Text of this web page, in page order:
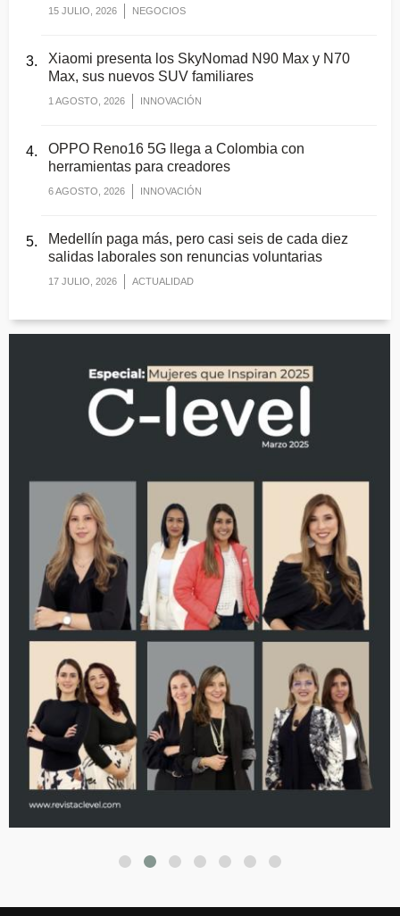
15 JULIO, 2026 NEGOCIOS
Xiaomi presenta los SkyNomad N90 Max y N70
Max, sus nuevos SUV familiares
1 AGOSTO, 2026 INNOVACIÓN
OPPO Reno16 5G llega a Colombia con
herramientas para creadores
6 AGOSTO, 2026 INNOVACIÓN
Medellín paga más, pero casi seis de cada diez
salidas laborales son renuncias voluntarias
17 JULIO, 2026 ACTUALIDAD